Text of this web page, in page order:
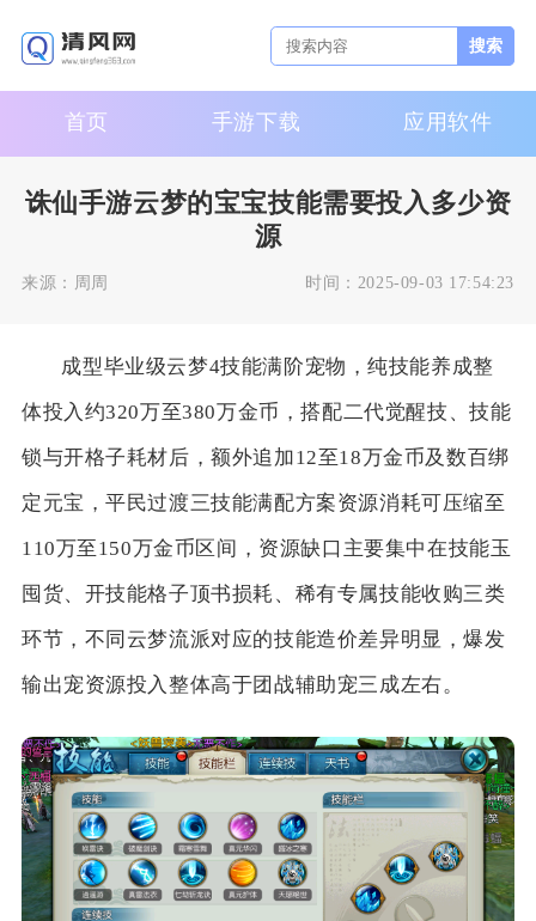
搜索
首页 手游下载 应用软件
诛仙手游云梦的宝宝技能需要投入多少资
源
来源： 周周 时间： 2025-09-03 17:54:23
成型毕业级云梦4技能满阶宠物，纯技能养成整
体投入约320万至380万金币，搭配二代觉醒技、技能
锁与开格子耗材后，额外追加12至18万金币及数百绑
定元宝，平民过渡三技能满配方案资源消耗可压缩至
110万至150万金币区间，资源缺口主要集中在技能玉
囤货、开技能格子顶书损耗、稀有专属技能收购三类
环节，不同云梦流派对应的技能造价差异明显，爆发
输出宠资源投入整体高于团战辅助宠三成左右。